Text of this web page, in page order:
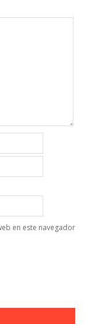
en este navegador